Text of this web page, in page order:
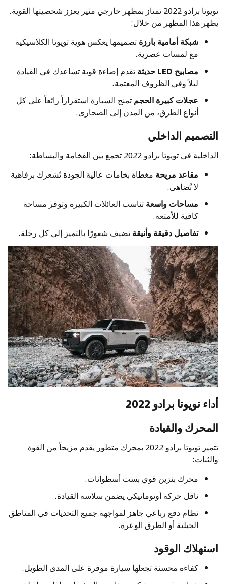
تويوتا برادو 2022 تمتاز بمظهر خارجي مثير يعزز شخصيتها القوية.
يظهر هذا المظهر من خلال:
شبكة أمامية بارزة تصميمها يعكس هوية تويوتا الكلاسيكية
مع لمسات عصرية.
مصابيح LED حديثة
تقدم إضاءة قوية تساعدك في القيادة
ليلاً وفي الظروف المعتمة.
عجلات كبيرة الحجم تمنح السيارة استقراراً رائعاً على كل
أنواع الطرق، من المدن إلى الصحارى.
التصميم الداخلي
الداخلية في تويوتا برادو 2022 تجمع بين الفخامة والبساطة:
مقاعد مريحة مغطاة بخامات عالية الجودة تُشعرك برفاهية
لا تُضاهى.
مساحات واسعة تناسب العائلات الكبيرة وتوفر مساحة
كافية للأمتعة.
تفاصيل دقيقة وأنيقة تضيف شعورًا بالتميز إلى كل رحلة.
أداء تويوتا برادو 2022
المحرك والقيادة
تتميز تويوتا برادو 2022 بمحرك متطور يقدم مزيجاً من القوة
والثبات:
محرك بنزين قوي بست أسطوانات.
ناقل حركة أوتوماتيكي يضمن سلاسة القيادة.
نظام دفع رباعي جاهز لمواجهة جميع التحديات في المناطق
الجبلية أو الطرق الوعرة.
استهلاك الوقود
كفاءة محسنة تجعلها سيارة موفرة على المدى الطويل.